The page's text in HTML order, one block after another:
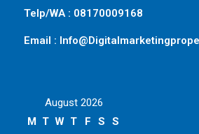
Telp/WA : 08170009168
Email :
August 2026
M T W T F S
S